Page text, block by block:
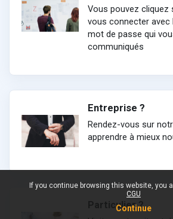
Vous pouvez cliquez
vous connecter avec
mot de passe qui
communiqués
Entreprise ?
Rendez-vous sur
apprendre à mieux
Particulier ?
If you continue browsing this website, you
CGU
Continue